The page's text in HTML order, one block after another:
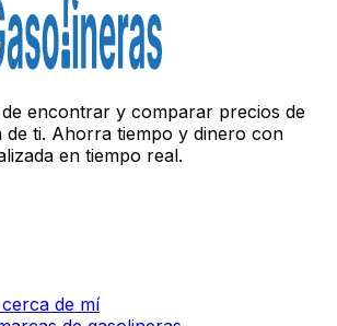
encontrar y comparar precios de
de ti. Ahorra tiempo y dinero con
en tiempo real.
de mí